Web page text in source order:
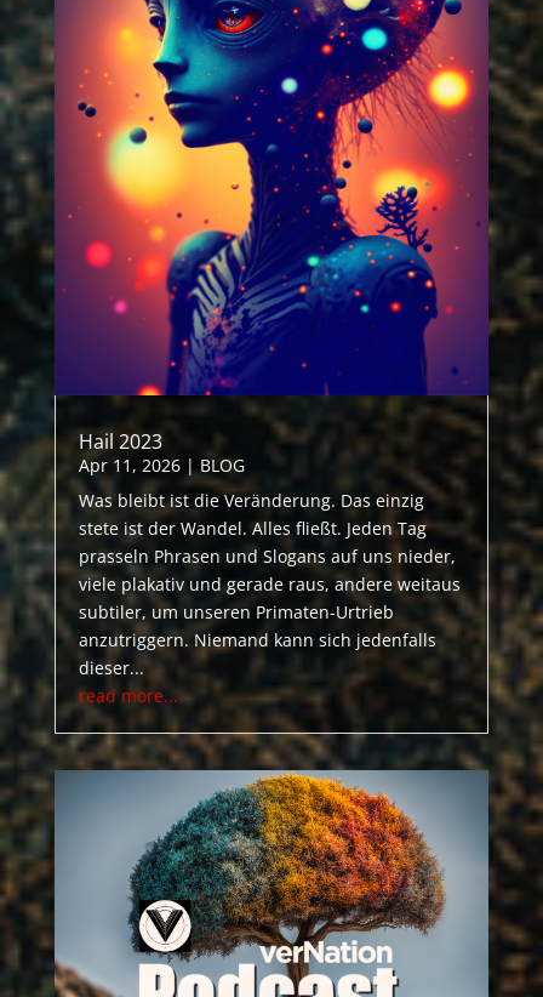
Hail 2023
Apr 11, 2026| BLOG
Was bleibt ist die Veränderung. Das einzig
stete ist der Wandel. Alles fließt. Jeden Tag
prasseln Phrasen und Slogans auf uns nieder,
viele plakativ und gerade raus, andere weitaus
subtiler, um unseren Primaten-Urtrieb
anzutriggern. Niemand kann sich jedenfalls
dieser...
read more...